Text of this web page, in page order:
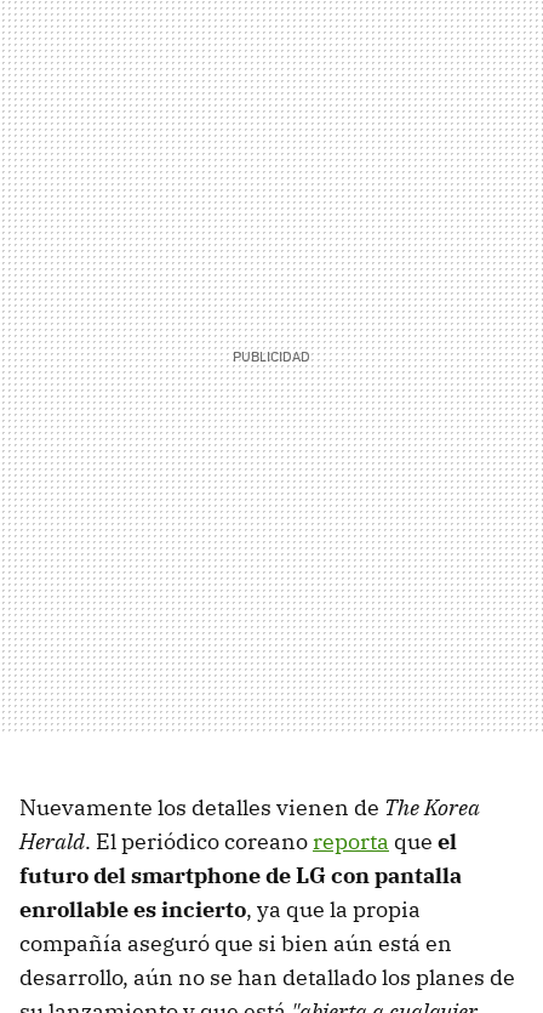
Nuevamente los detalles vienen de The Korea
Herald. El periódico coreanoreporta que el
futuro del smartphone de LG con pantalla
enrollable es incierto, ya que la propia
compañía aseguró que si bien aún está en
desarrollo, aún no se han detallado los planes de